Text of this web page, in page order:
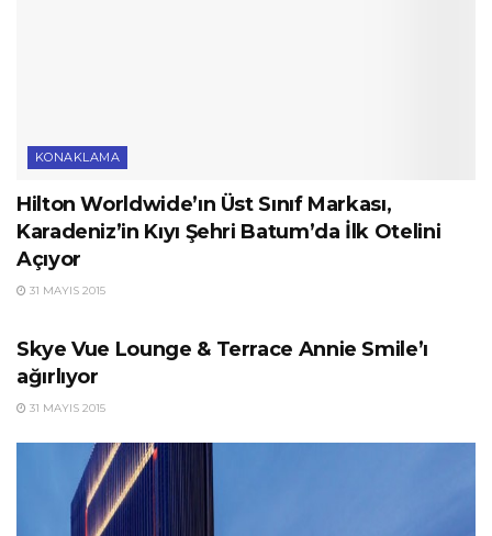
KONAKLAMA
Hilton Worldwide’ın Üst Sınıf Markası,
Karadeniz’in Kıyı Şehri Batum’da İlk Otelini
Açıyor
31 MAYIS 2015
Skye Vue Lounge & Terrace Annie Smile’ı
ağırlıyor
31 MAYIS 2015